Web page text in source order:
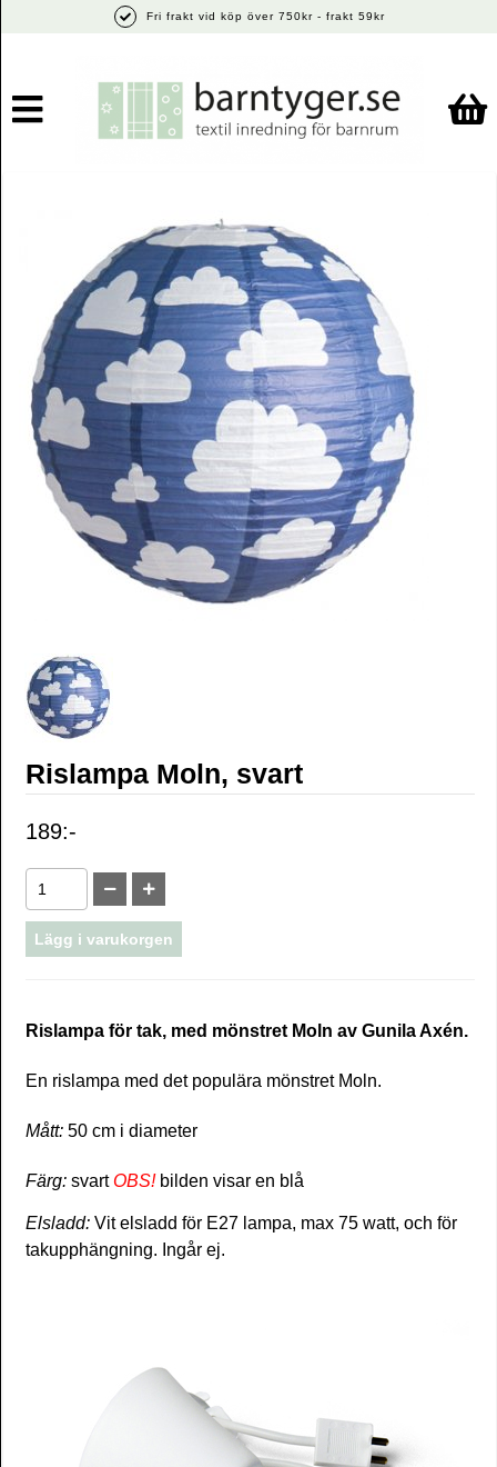
Fri frakt vid köp över 750kr - frakt 59kr
Rislampa Moln, svart
189:-
Rislampa för tak, med mönstret Moln av Gunila Axén.
En rislampa med det populära mönstret Moln.
Mått: 50 cm i diameter
Färg: svartOBS!bilden visar en blå
Elsladd: Vit elsladd för E27 lampa, max 75 watt, och för
takupphängning. Ingår ej.